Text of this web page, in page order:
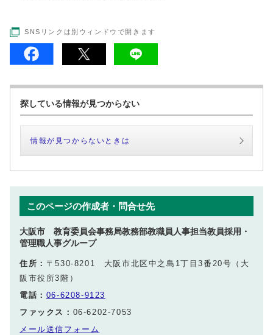
SNSリンクは別ウィンドウで開きます
探している情報が見つからない
情報が見つからないときは
このページの作成者・問合せ先
大阪市 教育委員会事務局教務部教職員人事担当教員採用・
管理職人事グループ
住所： 〒530-8201 大阪市北区中之島1丁目3番20号（大
阪市役所3階）
電話： 06-6208-9123
ファックス： 06-6202-7053
メール送信フォーム